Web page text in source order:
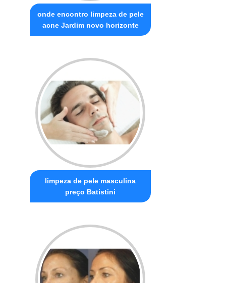
onde encontro limpeza de pele
acne Jardim novo horizonte
limpeza de pele masculina
preço Batistini